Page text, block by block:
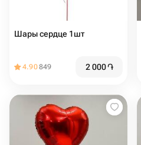
Шары сердце 1шт
4.90849 2 000֏